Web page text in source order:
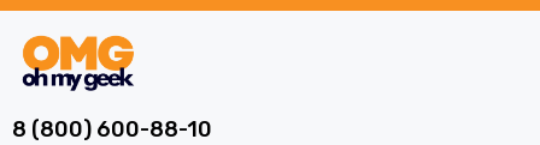
8 (800) 600-88-10